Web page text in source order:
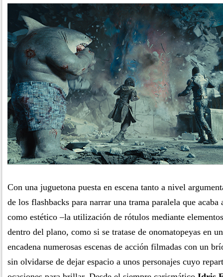
Con una juguetona puesta en escena tanto a nivel
de los flashbacks para narrar una trama paralela que
como estético –la utilización de rótulos mediante
dentro del plano, como si se tratase de onomatopeyas en
encadena numerosas escenas de acción filmadas con un
sin olvidarse de dejar espacio a unos personajes cuyo